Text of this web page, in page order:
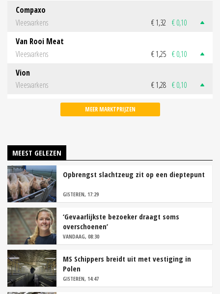
Compaxo
Vleesvarkens
€ 1,32 € 0,10
Van Rooi Meat
Vleesvarkens
€ 1,25 € 0,10
Vion
Vleesvarkens
€ 1,28 € 0,10
MEER MARKTPRIJZEN
MEEST GELEZEN
Opbrengst slachtzeug zit op een dieptepunt
GISTEREN, 17:29
‘Gevaarlijkste bezoeker draagt soms
overschoenen’
VANDAAG, 08:30
MS Schippers breidt uit met vestiging in
Polen
GISTEREN, 14:47